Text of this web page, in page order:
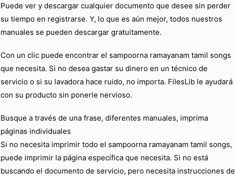
Puede ver y descargar cualquier documento que desee sin perder
su tiempo en registrarse. Y, lo que es aún mejor, todos nuestros
manuales se pueden descargar gratuitamente.
Con un clic puede encontrar el sampoorna ramayanam tamil songs
que necesita. Si no desea gastar su dinero en un técnico de
servicio o si su lavadora hace ruido, no importa. FilesLib le ayudará
con su producto sin ponerle nervioso.
Busque a través de una frase, diferentes manuales, imprima
páginas individuales
Si no necesita imprimir todo el sampoorna ramayanam tamil songs,
puede imprimir la página específica que necesita. Si no está
buscando el documento de servicio, pero necesita instrucciones de